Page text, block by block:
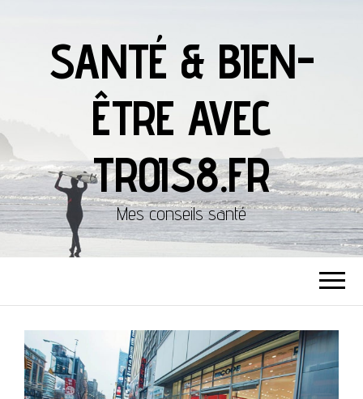
SANTÉ & BIEN-
ÊTRE AVEC
TROIS8.FR
Mes conseils santé